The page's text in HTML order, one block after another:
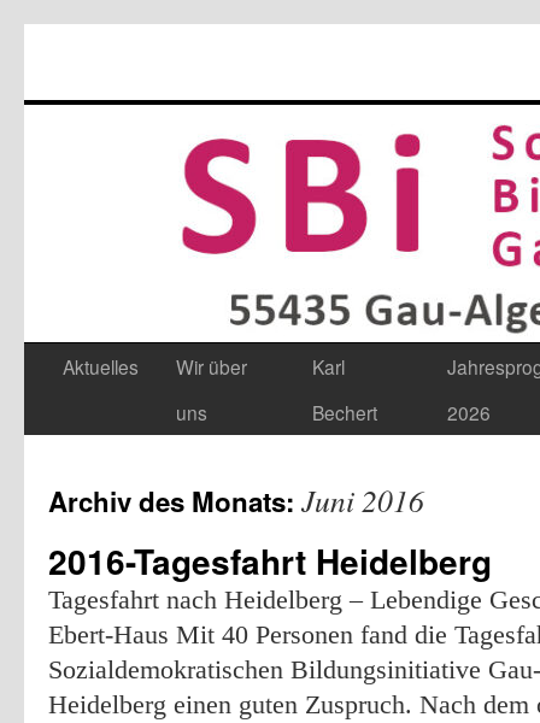
Zum
Aktuelles
Wir über
uns
Karl
Bechert
2026
Archiv des Monats: Juni 2016
2016-Tagesfahrt Heidelberg
Tagesfahrt nach Heidelberg – Lebendige
Ebert-Haus Mit 40 Personen fand die
Sozialdemokratischen Bildungsinitiative
Heidelberg einen guten Zuspruch. Nach